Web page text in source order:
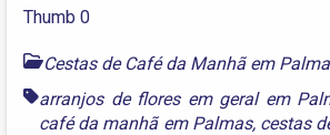
Cestas de Café da Manhã em
arranjos de flores em geral em
café da manhã em Palmas, cestas